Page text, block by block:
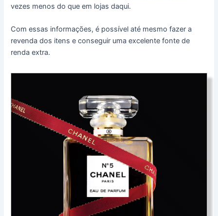
vezes menos do que em lojas daqui.
Com essas informações, é possível até mesmo fazer a
revenda dos itens e conseguir uma excelente fonte de
renda extra.